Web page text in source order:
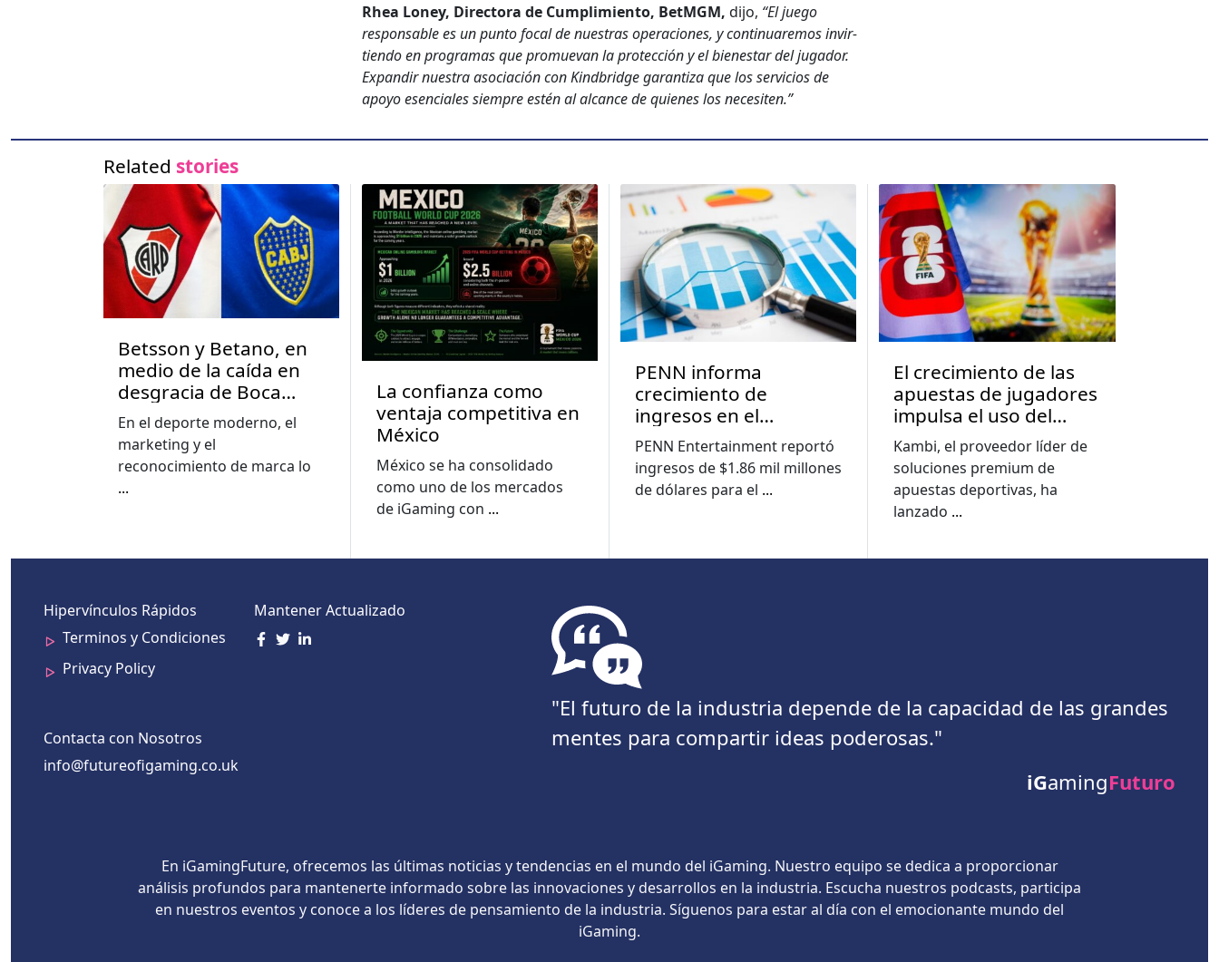
Rhea Loney, Direc­to­ra de Cumplim­ien­to, Bet­MGM, dijo, “El juego
respon­s­able es un pun­to focal de nues­tras opera­ciones, y con­tin­uare­mos invir­
tien­do en pro­gra­mas que pro­mue­van la pro­tec­ción y el bien­es­tar del jugador.
Expandir nues­tra aso­ciación con Kind­bridge garan­ti­za que los ser­vi­cios de
apoyo esen­ciales siem­pre estén al alcance de quienes los nece­siten.”
Related stories
Betsson y Betano, en
medio de la caída en
desgracia de Boca
Juniors y River Plate en
Argentina
En el deporte moderno, el
marketing y el
reconocimiento de marca lo
...
La confianza como
ventaja competitiva en
México
México se ha consolidado
como uno de los mercados
de iGaming con ...
PENN informa
crecimiento de
ingresos en el
segundo trimestre a
medida que las
pérdidas digitales se
reducen
PENN Entertainment reportó
ingresos de $1.86 mil millones
de dólares para el ...
El crecimiento de las
apuestas de jugadores
impulsa el uso del
constructor de
apuestas a nuevos
niveles, muestra el
informe de la Copa del
Mundo de Kambi
Kambi, el proveedor líder de
soluciones premium de
apuestas deportivas, ha
lanzado ...
Hipervínculos Rápidos
Terminos y Condiciones
Privacy Policy
Mantener Actualizado
Contacta con Nosotros
info@futureofigaming.co.uk
"El futuro de la industria depende de la capacidad de las grandes
mentes para compartir ideas poderosas."
iGamingFuturo
En iGamingFuture, ofrecemos las últimas noticias y tendencias en el mundo del iGaming. Nuestro equipo se dedica a proporcionar
análisis profundos para mantenerte informado sobre las innovaciones y desarrollos en la industria. Escucha nuestros podcasts, participa
en nuestros eventos y conoce a los líderes de pensamiento de la industria. Síguenos para estar al día con el emocionante mundo del
iGaming.